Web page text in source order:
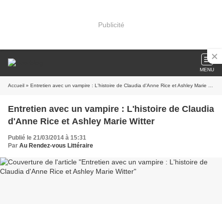
Publicité
MENU
Accueil » Entretien avec un vampire : L'histoire de Claudia d'Anne Rice et Ashley Marie Witter
Entretien avec un vampire : L'histoire de Claudia
d'Anne Rice et Ashley Marie Witter
Publié le 21/03/2014 à 15:31
Par Au Rendez-vous Littéraire